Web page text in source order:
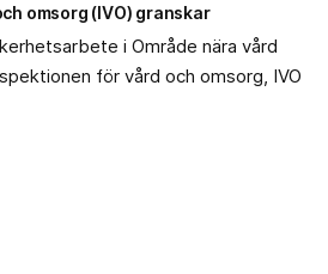
omsorg (IVO) granskar
i Område nära vård
för vård och omsorg, IVO